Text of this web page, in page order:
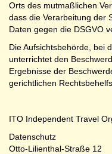
Orts des mutmaßlichen
dass die Verarbeitung der
Daten gegen die DSGVO
Die Aufsichtsbehörde, bei
unterrichtet den
Ergebnisse der
gerichtlichen
ITO Independent Travel
Datenschutz
Otto-Lilienthal-Straße 12